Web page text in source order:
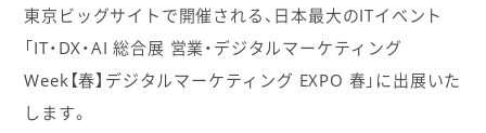
東京ビッグサイトで開催される、日本最大のITイベント
「IT・DX・AI 総合展 営業・デジタルマーケティング
Week【春】デジタルマーケティング EXPO 春」に出展いた
します。